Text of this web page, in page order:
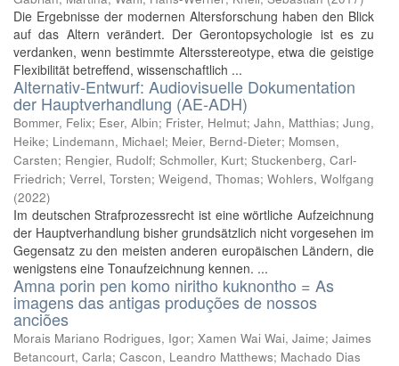
Die Ergebnisse der modernen Altersforschung haben den Blick
auf das Altern verändert. Der Gerontopsychologie ist es zu
verdanken, wenn bestimmte Altersstereotype, etwa die geistige
Flexibilität betreffend, wissenschaftlich ...
Alternativ-Entwurf: Audiovisuelle Dokumentation
der Hauptverhandlung (AE-ADH)
Bommer, Felix; Eser, Albin; Frister, Helmut; Jahn, Matthias; Jung,
Heike; Lindemann, Michael; Meier, Bernd-Dieter; Momsen,
Carsten; Rengier, Rudolf; Schmoller, Kurt; Stuckenberg, Carl-
Friedrich; Verrel, Torsten; Weigend, Thomas; Wohlers, Wolfgang
(2022)
Im deutschen Strafprozessrecht ist eine wörtliche Aufzeichnung
der Hauptverhandlung bisher grundsätzlich nicht vorgesehen im
Gegensatz zu den meisten anderen europäischen Ländern, die
wenigstens eine Tonaufzeichnung kennen. ...
Amna porin pen komo niritho kuknontho = As
imagens das antigas produções de nossos
anciões
Morais Mariano Rodrigues, Igor; Xamen Wai Wai, Jaime; Jaimes
Betancourt, Carla; Cascon, Leandro Matthews; Machado Dias